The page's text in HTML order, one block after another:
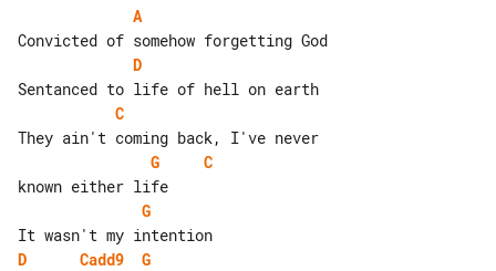
A
D
C
G
C
G
D
Cadd9
G